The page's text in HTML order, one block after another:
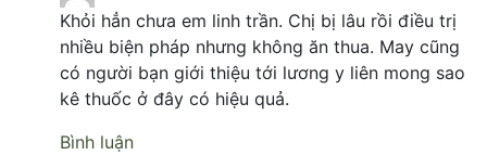
Khỏi hẳn chưa em linh trần. Chị bị lâu rồi điều trị
nhiều biện pháp nhưng không ăn thua. May cũng
có người bạn giới thiệu tới lương y liên mong sao
kê thuốc ở đây có hiệu quả.
Bình luận